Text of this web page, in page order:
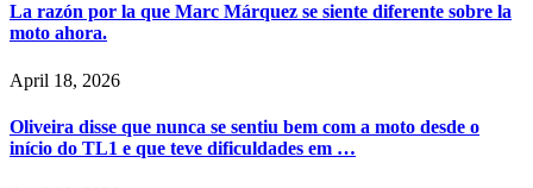
La razón por la que Marc Márquez se siente diferente sobre la
moto ahora.
April 18, 2026
Oliveira disse que nunca se sentiu bem com a moto desde o
início do TL1 e que teve dificuldades em …